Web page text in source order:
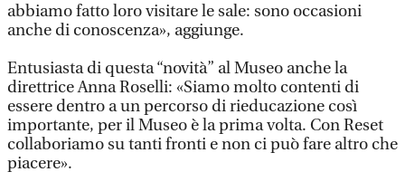
abbiamo fatto loro visitare le sale: sono occasioni
anche di conoscenza», aggiunge.
Entusiasta di questa “novità” al Museo anche la
direttrice Anna Roselli: «Siamo molto contenti di
essere dentro a un percorso di rieducazione così
importante, per il Museo è la prima volta. Con Reset
collaboriamo su tanti fronti e non ci può fare altro che
piacere».